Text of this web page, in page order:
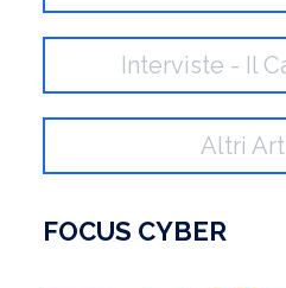
Interviste - Il
Altri
FOCUS CYBER